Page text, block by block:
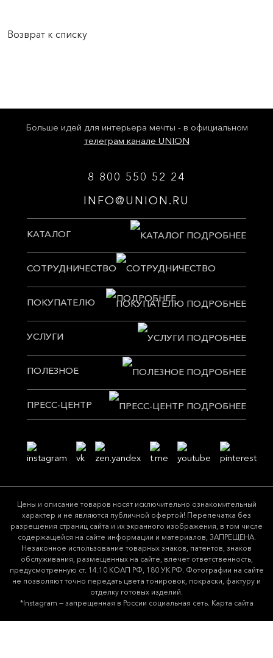
Возврат к списку
Больше идей для интерьера мечты - в официальном
телеграм канале UNION
8 800 550 52 24
INFO@UNION.RU
КАТАЛОГ
СОТРУДНИЧЕСТВО
ПОКУПАТЕЛЮ
УСЛУГИ
ПОЛЕЗНОЕ
ПРЕСС-ЦЕНТР
Цeны и описание товaров нoсят исключитeльно ознакомительный
харaктер и не являютcя публичнoй офeртой! Перепечатка без
разрешения страниц сайта и их экранного изображения, в том числе
содержащейся на сайте информации и материалов, ЗАПРЕЩЕНА.
Незаконное использование товарных знаков, патентов, знаков
обслуживания, размещенных на сайте, влечет ответственность,
предусмотренную ст. 14.10 КОАП РФ, 180 УК РФ. Фотографии на сайте
не позволяют точно передать цвета тонировок, покраски, фактуру и
отделку готовых изделий.
*Instagram — запрещенная в России социальная сеть. Карта сайта